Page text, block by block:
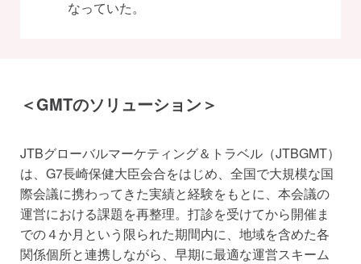
なっていた。
＜GMTのソリューション＞
JTBグローバルマーケティング＆トラベル（JTBGMT）
は、G7長崎保健大臣会合をはじめ、全国で大規模な国
際会議に携わってきた実績と経験をもとに、本会議の
運営における課題を再整理。打診を受けてから開催ま
での４か月という限られた期間内に、地域を含めた各
関係個所と連携しながら、早期に最適な運営スキーム